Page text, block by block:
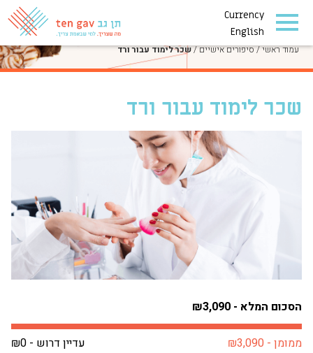
Currency
English
סיפורים אישיים
עמוד ראשי/סיפורים אישיים/שכר לימוד עבור ורד
שכר לימוד עבור ורד
הסכום המלא - ₪3,090
עדיין דרוש - ₪0 ממומן - ₪3,090